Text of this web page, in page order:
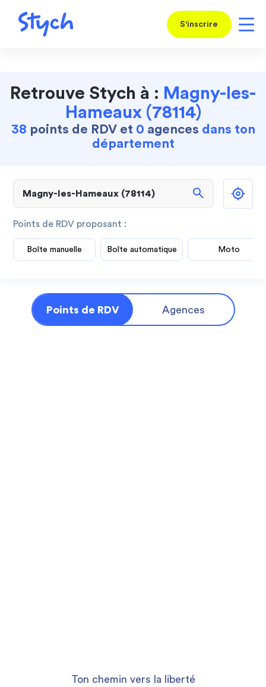
S'inscrire
Retrouve Stych à : Magny-les-
Hameaux (78114)
38 points de RDV et 0 agences dans ton
département
search
Points de RDV proposant :
Boîte manuelle Boîte automatique Moto
Points de RDV Agences
Ton chemin vers la liberté